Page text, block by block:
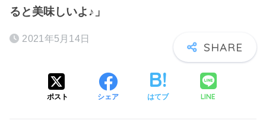
ると美味しいよ♪」
2021年5月14日
ポスト シェア はてブ LINE